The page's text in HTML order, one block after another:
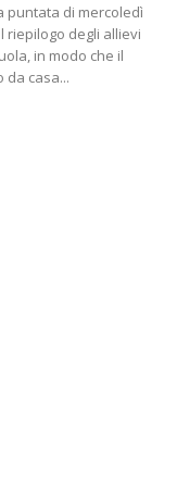
puntata di mercoledì
riepilogo degli allievi
in modo che il
da casa...